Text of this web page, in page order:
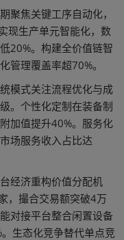
聚焦关键工序自动化，
现生产单元智能化，数
20%。构建全价值链智
管理覆盖率超70%。
模式关注流程优化与成
。个性化定制在装备制
加值提升40%。服务化
场服务收入占比达
经济重构价值分配机
，撮合交易额突破4万
对接平台整合闲置设备
生态化竞争替代单点竞